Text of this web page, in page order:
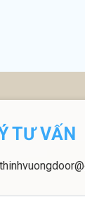
TƯ VẤN